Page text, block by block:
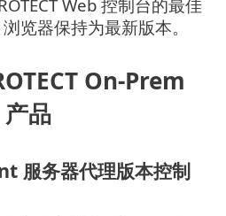
Web 控制台的最佳
览器保持为最新版本。
On-Prem
产品
服务器代理版本控制